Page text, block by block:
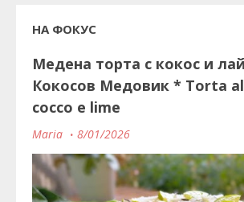
НА ФОКУС
Медена торта с кокос и
Кокосов Медовик * Torta
cocco e lime
Maria 8/01/2026